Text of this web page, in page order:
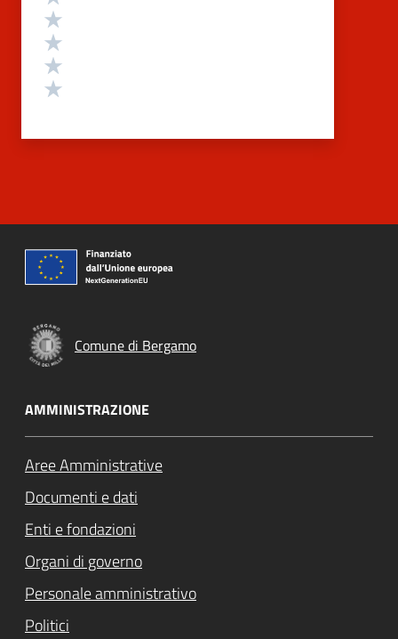
Comune di Bergamo
AMMINISTRAZIONE
Aree Amministrative
Documenti e dati
Enti e fondazioni
Organi di governo
Personale amministrativo
Politici